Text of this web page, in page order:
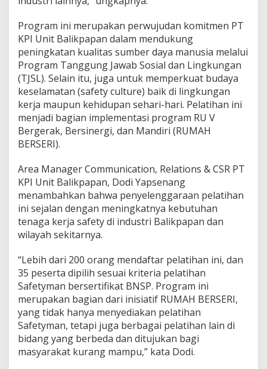
Program ini merupakan perwujudan komitmen PT
KPI Unit Balikpapan dalam mendukung
peningkatan kualitas sumber daya manusia melalui
Program Tanggung Jawab Sosial dan Lingkungan
(TJSL). Selain itu, juga untuk memperkuat budaya
keselamatan (safety culture) baik di lingkungan
kerja maupun kehidupan sehari-hari. Pelatihan ini
menjadi bagian implementasi program RU V
Bergerak, Bersinergi, dan Mandiri (RUMAH
BERSERI).
Area Manager Communication, Relations & CSR PT
KPI Unit Balikpapan, Dodi Yapsenang
menambahkan bahwa penyelenggaraan pelatihan
ini sejalan dengan meningkatnya kebutuhan
tenaga kerja safety di industri Balikpapan dan
wilayah sekitarnya.
“Lebih dari 200 orang mendaftar pelatihan ini, dan
35 peserta dipilih sesuai kriteria pelatihan
Safetyman bersertifikat BNSP. Program ini
merupakan bagian dari inisiatif RUMAH BERSERI,
yang tidak hanya menyediakan pelatihan
Safetyman, tetapi juga berbagai pelatihan lain di
bidang yang berbeda dan ditujukan bagi
masyarakat kurang mampu,” kata Dodi.